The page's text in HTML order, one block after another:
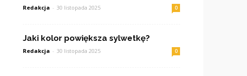
Redakcja - 30 listopada 2025 0
Jaki kolor powiększa sylwetkę?
Redakcja - 30 listopada 2025 0